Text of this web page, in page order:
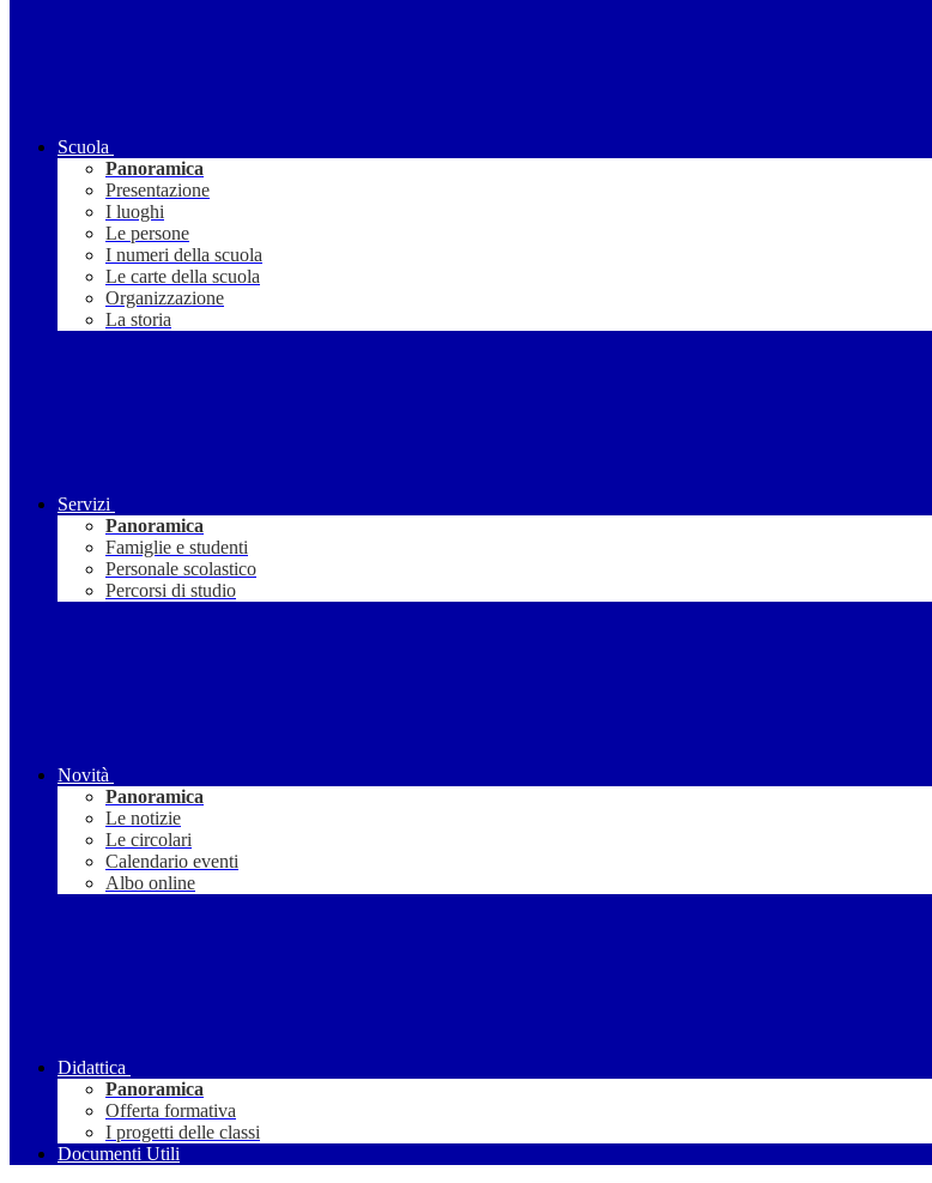
Scuola
Panoramica
Presentazione
I luoghi
Le persone
I numeri della scuola
Le carte della scuola
Organizzazione
La storia
Servizi
Panoramica
Famiglie e studenti
Personale scolastico
Percorsi di studio
Novità
Panoramica
Le notizie
Le circolari
Calendario eventi
Albo online
Didattica
Panoramica
Offerta formativa
I progetti delle classi
Documenti Utili